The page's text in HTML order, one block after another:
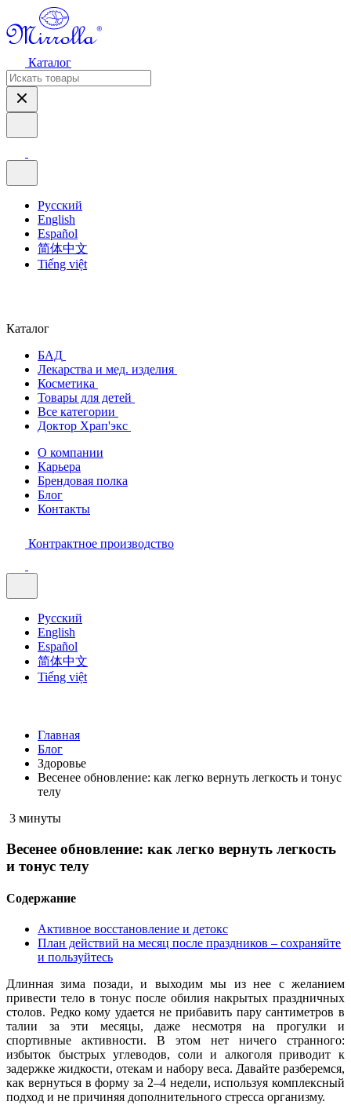
Каталог
Русский
English
Español
简体中文
Tiếng việt
Каталог
БАД
Лекарства и мед. изделия
Косметика
Товары для детей
Все категории
Доктор Храп'экс
О компании
Карьера
Брендовая полка
Блог
Контакты
Контрактное производство
Русский
English
Español
简体中文
Tiếng việt
Главная
Блог
Здоровье
Весенее обновление: как легко вернуть легкость и тонус
телу
3 минуты
Весенее обновление: как легко вернуть легкость
и тонус телу
Содержание
Активное восстановление и детокс
План действий на месяц после праздников – сохраняйте
и пользуйтесь
Длинная зима позади, и выходим мы из нее с желанием
привести тело в тонус после обилия накрытых праздничных
столов. Редко кому удается не прибавить пару сантиметров в
талии за эти месяцы, даже несмотря на прогулки и
спортивные активности. В этом нет ничего странного:
избыток быстрых углеводов, соли и алкоголя приводит к
задержке жидкости, отекам и набору веса. Давайте разберемся,
как вернуться в форму за 2–4 недели, используя комплексный
подход и не причиняя дополнительного стресса организму.